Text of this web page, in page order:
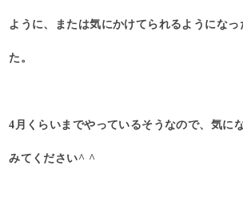
ように、または気にかけてられるようにな
た。
4月くらいまでやっているそうなので、気に
みてください^ ^